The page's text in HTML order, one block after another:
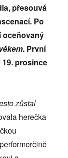
přesouvá
Po
oceňovaný
. První
prosince
zůstal
herečka